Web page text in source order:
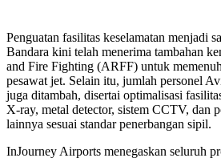
Penguatan fasilitas keselamatan menjadi
Bandara kini telah menerima tambahan
and Fire Fighting (ARFF) untuk
pesawat jet. Selain itu, jumlah personel
juga ditambah, disertai optimalisasi
X-ray, metal detector, sistem CCTV, dan
lainnya sesuai standar penerbangan sipil.
InJourney Airports menegaskan seluruh